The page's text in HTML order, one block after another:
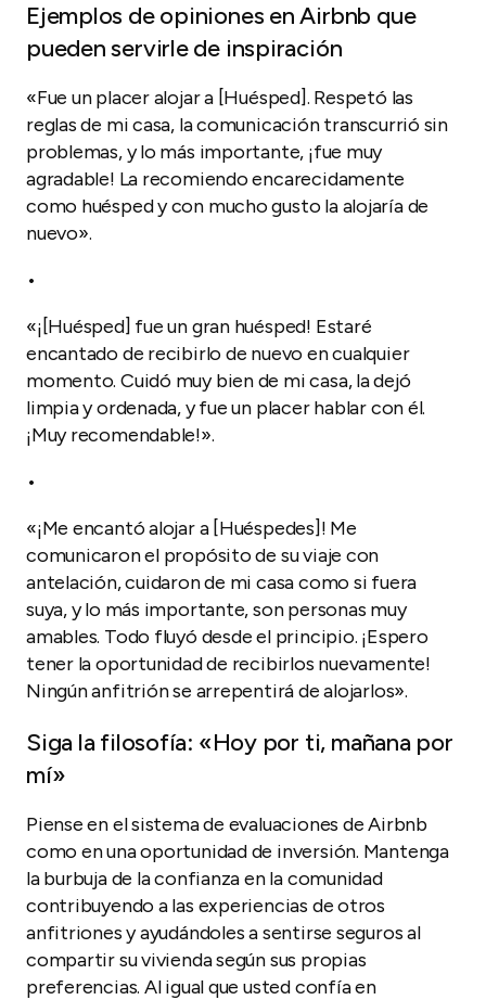
Ejemplos de opiniones en Airbnb que
pueden servirle de inspiración
«Fue un placer alojar a [Huésped]. Respetó las
reglas de mi casa, la comunicación transcurrió sin
problemas, y lo más importante, ¡fue muy
agradable! La recomiendo encarecidamente
como huésped y con mucho gusto la alojaría de
nuevo».
•
«¡[Huésped] fue un gran huésped! Estaré
encantado de recibirlo de nuevo en cualquier
momento. Cuidó muy bien de mi casa, la dejó
limpia y ordenada, y fue un placer hablar con él.
¡Muy recomendable!».
•
«¡Me encantó alojar a [Huéspedes]! Me
comunicaron el propósito de su viaje con
antelación, cuidaron de mi casa como si fuera
suya, y lo más importante, son personas muy
amables. Todo fluyó desde el principio. ¡Espero
tener la oportunidad de recibirlos nuevamente!
Ningún anfitrión se arrepentirá de alojarlos».
Siga la filosofía: «Hoy por ti, mañana por
mí»
Piense en el sistema de evaluaciones de Airbnb
como en una oportunidad de inversión. Mantenga
la burbuja de la confianza en la comunidad
contribuyendo a las experiencias de otros
anfitriones y ayudándoles a sentirse seguros al
compartir su vivienda según sus propias
preferencias. Al igual que usted confía en